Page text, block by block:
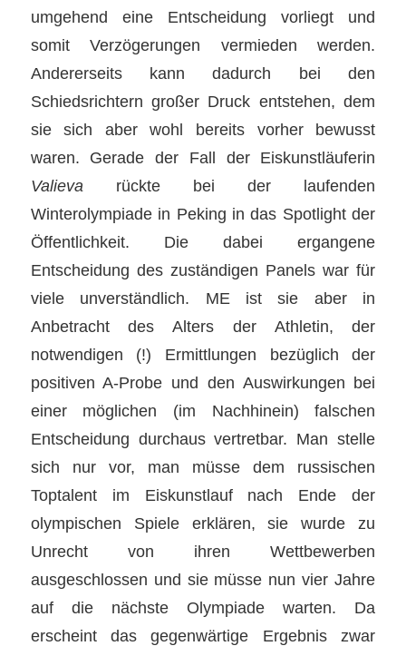
umgehend eine Entscheidung vorliegt und
somit Verzögerungen vermieden werden.
Andererseits kann dadurch bei den
Schiedsrichtern großer Druck entstehen, dem
sie sich aber wohl bereits vorher bewusst
waren. Gerade der Fall der Eiskunstläuferin
Valieva rückte bei der laufenden
Winterolympiade in Peking in das Spotlight der
Öffentlichkeit. Die dabei ergangene
Entscheidung des zuständigen Panels war für
viele unverständlich. ME ist sie aber in
Anbetracht des Alters der Athletin, der
notwendigen (!) Ermittlungen bezüglich der
positiven A-Probe und den Auswirkungen bei
einer möglichen (im Nachhinein) falschen
Entscheidung durchaus vertretbar. Man stelle
sich nur vor, man müsse dem russischen
Toptalent im Eiskunstlauf nach Ende der
olympischen Spiele erklären, sie wurde zu
Unrecht von ihren Wettbewerben
ausgeschlossen und sie müsse nun vier Jahre
auf die nächste Olympiade warten. Da
erscheint das gegenwärtige Ergebnis zwar